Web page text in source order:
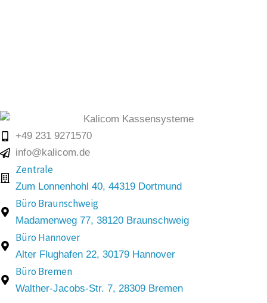
+49 231 9271570
info@kalicom.de
Zentrale
Zum Lonnenhohl 40, 44319 Dortmund
Büro Braunschweig
Madamenweg 77, 38120 Braunschweig
Büro Hannover
Alter Flughafen 22, 30179 Hannover
Büro Bremen
Walther-Jacobs-Str. 7, 28309 Bremen